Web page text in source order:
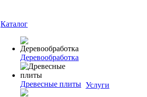
Каталог
Деревообработка
Древесные плиты Услуги